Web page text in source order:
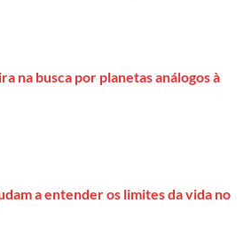
na busca por planetas análogos à
a entender os limites da vida no